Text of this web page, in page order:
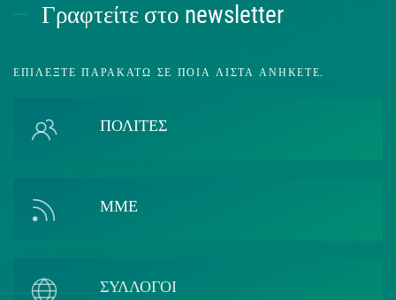
Γραφτείτε στο newsletter
ΕΠΙΛΈΞΤΕ ΠΑΡΑΚΆΤΩ ΣΕ ΠΟΙΑ ΛΊΣΤΑ ΑΝΉΚΕΤΕ.
ΠΟΛΙΤΕΣ
ΜΜΕ
ΣΥΛΛΟΓΟΙ